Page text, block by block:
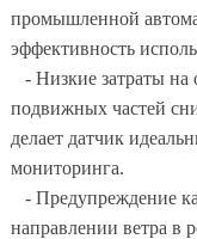
промышленной
эффективность
- Низкие затраты на
подвижных частей
делает датчик
мониторинга.
- Предупреждение
направлении ветра в